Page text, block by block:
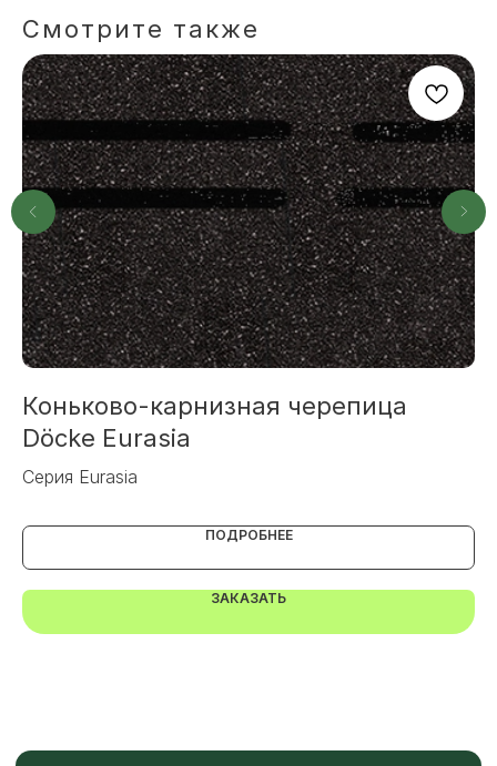
Смотрите также
Коньково-карнизная черепица
Döcke Eurasia
Серия Eurasia
ПОДРОБНЕЕ
ЗАКАЗАТЬ
НЕ НАШЛИ НУЖНОЕ
ИЛИ НУЖНА ПОМОЩЬ
С ВЫБОРОМ?
Наш менеджер готов ответить на
все вопросы. Свяжитесь по
телефону или заполните форму для
индивидуального подбора.
ОТПРАВИТЬ